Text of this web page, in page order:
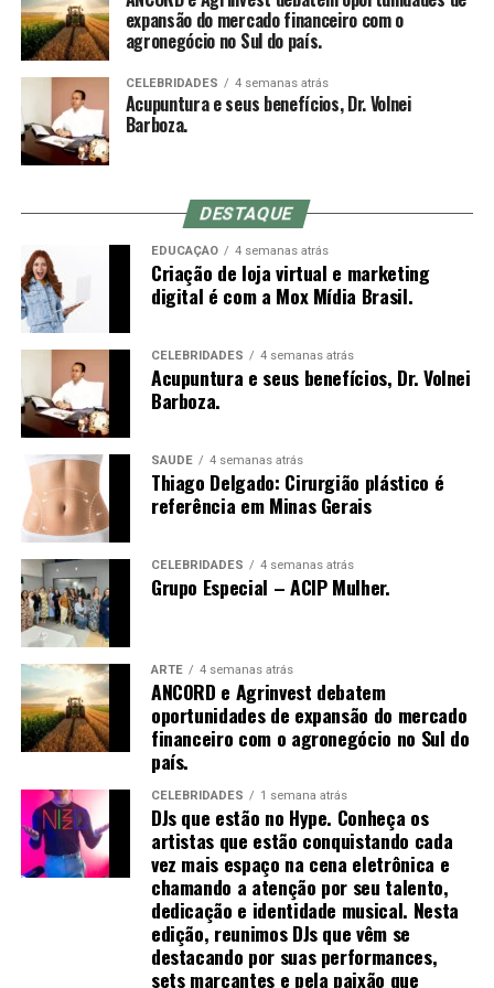
Nacional das Corretoras e Distribuidoras de Títulos e
Valores Mobiliários, Câmbio e Mercadorias) se
Indústria de Intermediação. É também reconhecida pela
qualidade de suas iniciativas educacionais e, por conta de
sua experiência, modernos processos e constantes
do mercado financeiro e de capitais como Entidade
Certificadora e Credenciadora.
Sobre a Agrinvest Commodities
A Agrinvest Commodities é referência em inteligência de
mercado e gestão de risco para o agronegócio brasileiro,
conectando produtores, indústrias e o mercado
financeiro por meio de análises, consultoria e operações
em commodities agrícolas.
movimento rápido à mão livre até a profundidade
indicada, o que não é possível com o mandril (a
diferença entre o comprimento do mandril e da agulha é
o quanto se conseguirá inserir da agulha no primeiro
movimento).
De-qi (Chinês: 得气; pinyin: dé qì; “chegada de qi”) se
refere a uma alegada sensação de torpor, distensão ou
formigamento elétrico no local da agulha. Se essa
sensação não ocorre, então se justifica dizendo que o
acuponto não foi localizado corretamente, ou a agulha
não foi inserida na profundidade correta, ou houve
manipulação inadequada. Se o de-qi não é
imediatamente sentido no local de inserção da agulha,
várias técnicas de manipulação costumam ser
empregadas para promovê-la, como arrancar, sacudir e
tremer.[61]
Uma vez que o de-qi é observado, técnicas podem ser
utilizadas para “influenciar” o de-qi: por exemplo,
através de certa manipulação, o de-qi pode,
supostamente, ser transferido do local da agulha para
locais mais distantes do corpo. Outras técnicas
objetivam “tonificar” (chinês: 补; pinyin: bǔ) ou “sedar”
(chinês: 泄; pinyin: xiè) o qi.
As primeiras técnicas são usadas em padrões de
deficiência, as últimas em padrões de excesso de energia.
[61] O de-qi é mais importante na acupuntura chinesa,
enquanto os pacientes ocidentais e japoneses podem
não considerá-lo uma parte necessária do tratamento.
expansão do mercado financeiro com o
agronegócio no Sul do país.
CELEBRIDADES 4 semanas atrás
Acupuntura e seus benefícios, Dr. Volnei
Barboza.
DESTAQUE
EDUCAÇÃO 4 semanas atrás
Criação de loja virtual e marketing
digital é com a Mox Mídia Brasil.
CELEBRIDADES 4 semanas atrás
Acupuntura e seus benefícios, Dr. Volnei
Barboza.
SAÚDE 4 semanas atrás
Thiago Delgado: Cirurgião plástico é
referência em Minas Gerais
CELEBRIDADES 4 semanas atrás
Grupo Especial – ACIP Mulher.
ARTE 4 semanas atrás
ANCORD e Agrinvest debatem
oportunidades de expansão do mercado
financeiro com o agronegócio no Sul do
país.
CELEBRIDADES 1 semana atrás
DJs que estão no Hype. Conheça os
artistas que estão conquistando cada
vez mais espaço na cena eletrônica e
chamando a atenção por seu talento,
dedicação e identidade musical. Nesta
edição, reunimos DJs que vêm se
destacando por suas performances,
sets marcantes e pela paixão que